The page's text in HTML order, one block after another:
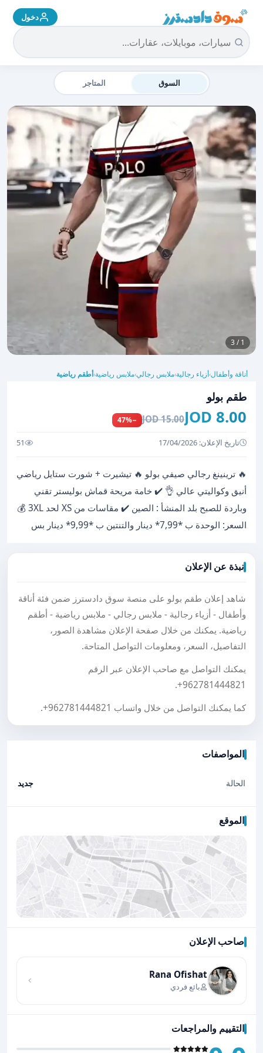
سوق دادسترز الرئيسية دخول
السوق المتاجر
1 / 3
أناقة وأطفال›أزياء رجالية›ملابس رجالي›ملابس رياضية›أطقم رياضية
طقم بولو
8.00 JOD
15.00 JOD
−47%
تاريخ الإعلان: 17/04/2026 51
🔥 ترينينغ رجالي صيفي بولو 🔥 تيشيرت + شورت ستايل رياضي
أنيق وكواليتي عالي 👌 ✔️ خامة مريحة قماش بوليستر تقني
وباردة للصبح بلد المنشأ : الصين ✔️ مقاسات من XS لحد 3XL 💰
السعر: الوحدة ب *7,99* دينار والتنتين ب *9,99* دينار بس
نبذة عن الإعلان
شاهد إعلان طقم بولو على منصة سوق دادسترز ضمن فئة أناقة
وأطفال - أزياء رجالية - ملابس رجالي - ملابس رياضية - أطقم
رياضية. يمكنك من خلال صفحة الإعلان مشاهدة الصور،
التفاصيل، السعر، ومعلومات التواصل المتاحة.
يمكنك التواصل مع صاحب الإعلان عبر الرقم
+962781444821
.
كما يمكنك التواصل من خلال واتساب +962781444821
.
المواصفات
الحالة جديد
الموقع
صاحب الإعلان
Rana Ofishat
بائع فردي
التقييم والمراجعات